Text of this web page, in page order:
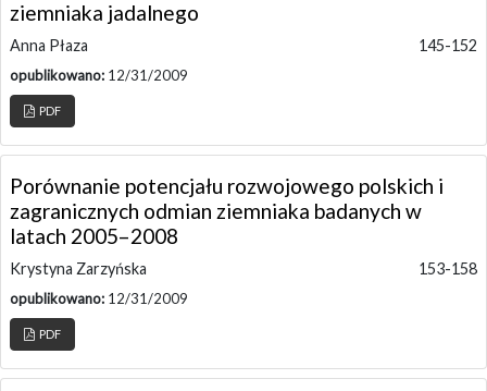
ziemniaka jadalnego
Anna Płaza 145-152
opublikowano: 12/31/2009
PDF
Porównanie potencjału rozwojowego polskich i
zagranicznych odmian ziemniaka badanych w
latach 2005–2008
Krystyna Zarzyńska 153-158
opublikowano: 12/31/2009
PDF